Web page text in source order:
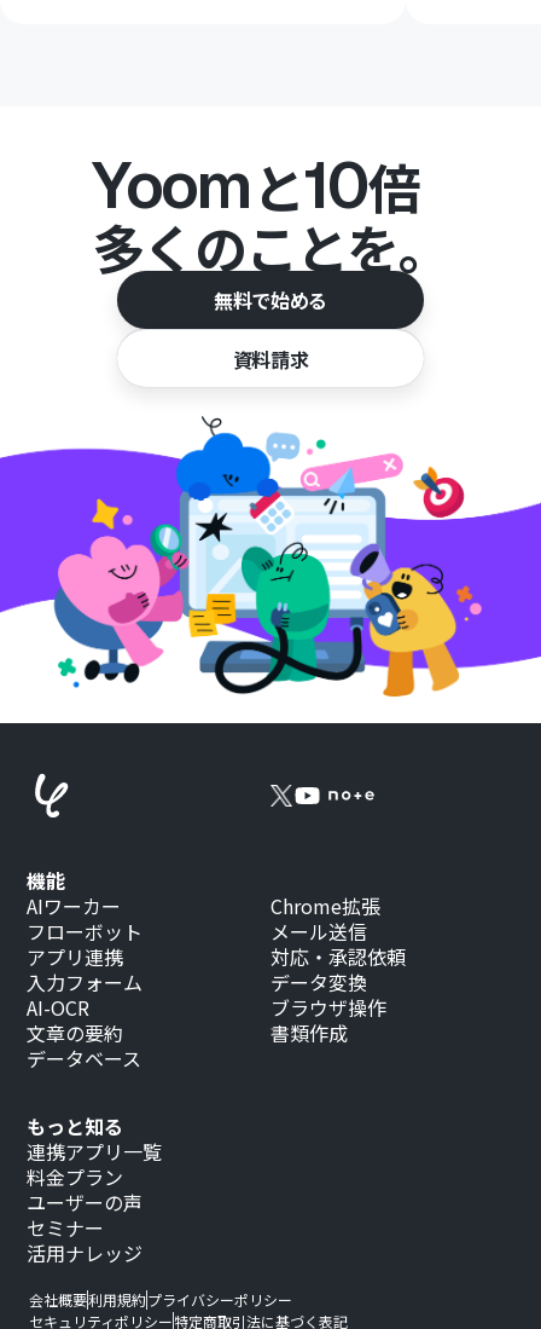
Yoomと10倍
多くのことを。
無料で始める
資料請求
もっと知る
連携アプリ一覧
料金プラン
ユーザーの声
セミナー
活用ナレッジ
機能
AIワーカー
フローボット
アプリ連携
入力フォーム
AI-OCR
文章の要約
データベース
Chrome拡張
メール送信
対応・承認依頼
データ変換
ブラウザ操作
書類作成
会社概要利用規約プライバシーポリシー
セキュリティポリシー特定商取引法に基づく表記